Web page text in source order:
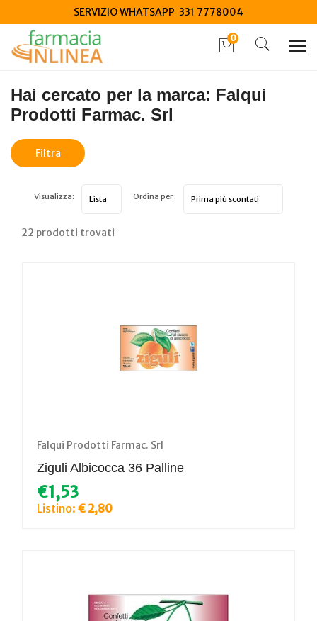
SERVIZIO WHATSAPP 331 7778004
0
Home Marche parafarmaci Falqui Prodotti Farmac. Srl
Hai cercato per la marca: Falqui
Prodotti Farmac. Srl
Filtra
22 prodotti trovati
Visualizza: Ordina per :
Falqui Prodotti Farmac. Srl
Ziguli Albicocca 36 Palline
€1,53
Listino: € 2,80